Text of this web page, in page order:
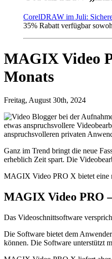
CorelDRAW im Juli:
35% Rabatt verfügbar
MAGIX Video
Monats
Freitag, August 30th, 2024
etwas anspruchsvollere
anspruchsvolleren privaten
Ganz im Trend bringt die neue
erheblich Zeit spart. Die
MAGIX Video PRO X bietet eine
MAGIX Video PRO
Das Videoschnittsoftware
Die Software bietet dem
können. Die Software unterstützt